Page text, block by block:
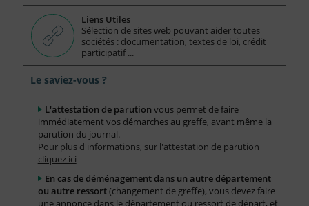
Liens Utiles
Sélection de sites web pouvant aider toutes
sociétés : documentation, textes de loi, crédit
participatif ...
Le saviez-vous ?
L'attestation de parution vous permet de faire
immédiatement vos démarches au greffe, avant même la
parution du journal.
Pour plus d'informations, sur l'attestation de parution
cliquez ici
En cas de déménagement dans un autre département
ou autre ressort(changement de greffe), vous devez faire
une annonce dans le département ou ressort de départ, et